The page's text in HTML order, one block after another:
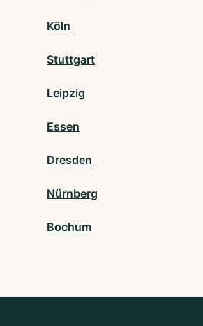
Köln
Stuttgart
Leipzig
Essen
Dresden
Nürnberg
Bochum